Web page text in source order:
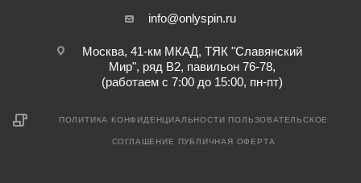
info@onlyspin.ru
Москва, 41-км МКАД, ТЯК "Славянский
Мир", ряд В2, павильон 76-78,
(работаем с 7:00 до 15:00, пн-пт)
ПОЛИТИКА КОНФИДЕНЦИАЛЬНОСТИ ПОЛЬЗОВАТЕЛЬСКОЕ
СОГЛАШЕНИЕ ПУБЛИЧНАЯ ОФЕРТА